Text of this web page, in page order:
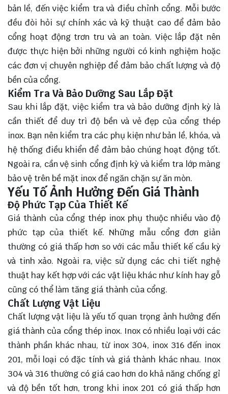
bản lề, đến việc kiểm tra và điều chỉnh cổng. Mỗi bước
đều đòi hỏi sự chính xác và kỹ thuật cao để đảm bảo
cổng hoạt động trơn tru và an toàn. Việc lắp đặt nên
được thực hiện bởi những người có kinh nghiệm hoặc
các đơn vị chuyên nghiệp để đảm bảo chất lượng và độ
bền của cổng.
Kiểm Tra Và Bảo Dưỡng Sau Lắp Đặt
Sau khi lắp đặt, việc kiểm tra và bảo dưỡng định kỳ là
cần thiết để duy trì độ bền và vẻ đẹp của cổng thép
inox. Bạn nên kiểm tra các phụ kiện như bản lề, khóa, và
hệ thống điều khiển để đảm bảo chúng hoạt động tốt.
Ngoài ra, cần vệ sinh cổng định kỳ và kiểm tra lớp màng
bảo vệ trên bề mặt inox để ngăn chặn sự ăn mòn.
Yếu Tố Ảnh Hưởng Đến Giá Thành
Độ Phức Tạp Của Thiết Kế
Giá thành của cổng thép inox phụ thuộc nhiều vào độ
phức tạp của thiết kế. Những mẫu cổng đơn giản
thường có giá thấp hơn so với các mẫu thiết kế cầu kỳ
và tinh xảo. Ngoài ra, việc sử dụng các chi tiết nghệ
thuật hay kết hợp với các vật liệu khác như kính hay gỗ
cũng có thể làm tăng giá thành của cổng.
Chất Lượng Vật Liệu
Chất lượng vật liệu là yếu tố quan trọng ảnh hưởng đến
giá thành của cổng thép inox. Inox có nhiều loại với các
thành phần khác nhau, từ inox 304, inox 316 đến inox
201, mỗi loại có đặc tính và giá thành khác nhau. Inox
304 và 316 thường có giá cao hơn do khả năng chống gỉ
và độ bền tốt hơn, trong khi inox 201 có giá thấp hơn